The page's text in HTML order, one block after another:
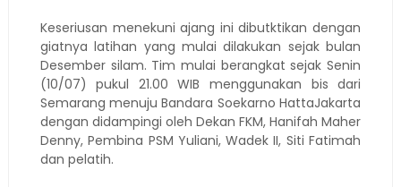
Keseriusan menekuni ajang ini dibutktikan dengan
giatnya latihan yang mulai dilakukan sejak bulan
Desember silam. Tim mulai berangkat sejak Senin
(10/07) pukul 21.00 WIB menggunakan bis dari
Semarang menuju Bandara Soekarno HattaJakarta
dengan didampingi oleh Dekan FKM, Hanifah Maher
Denny, Pembina PSM Yuliani, Wadek II, Siti Fatimah
dan pelatih.